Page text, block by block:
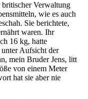
Verwaltung
wie es auch
Sie berichtete,
waren. Ihr
16 kg, hatte
Aufsicht der
mein Bruder Jens, litt
von einem Meter
hat sie aber nie